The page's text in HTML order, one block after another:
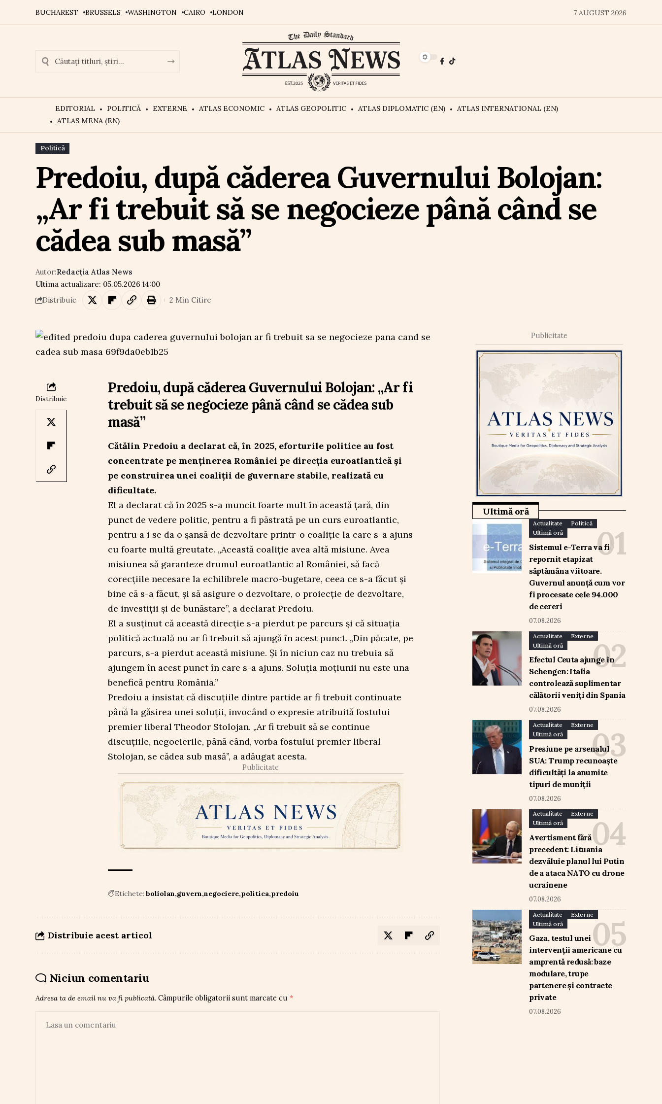
BUCHAREST BRUSSELS WASHINGTON CAIRO LONDON 7 AUGUST 2026
EDITORIAL POLITICĂ EXTERNE ATLAS ECONOMIC ATLAS GEOPOLITIC ATLAS DIPLOMATIC (EN)
ATLAS INTERNATIONAL (EN)
ATLAS MENA (EN)
Politică
Predoiu, după căderea Guvernului Bolojan:
„Ar fi trebuit să se negocieze până când se
cădea sub masă”
Ultima actualizare: 05.05.2026 14:00
Autor:Redacția Atlas News
Distribuie 2 Min Citire
Distribuie
Predoiu, după căderea Guvernului Bolojan: „Ar fi
trebuit să se negocieze până când se cădea sub
masă”
Cătălin Predoiu a declarat că, în 2025, eforturile politice au fost
concentrate pe menținerea României pe direcția euroatlantică și
pe construirea unei coaliții de guvernare stabile, realizată cu
dificultate.
El a declarat că în 2025 s-a muncit foarte mult în această țară, din
punct de vedere politic, pentru a fi păstrată pe un curs euroatlantic,
pentru a i se da o șansă de dezvoltare printr-o coaliție la care s-a ajuns
cu foarte multă greutate. „Această coaliție avea altă misiune. Avea
misiunea să garanteze drumul euroatlantic al României, să facă
corecțiile necesare la echilibrele macro-bugetare, ceea ce s-a făcut și
bine că s-a făcut, și să asigure o dezvoltare, o proiecție de dezvoltare,
de investiții și de bunăstare”, a declarat Predoiu.
El a susținut că această direcție s-a pierdut pe parcurs și că situația
politică actuală nu ar fi trebuit să ajungă în acest punct. „Din păcate, pe
parcurs, s-a pierdut această misiune. Și în niciun caz nu trebuia să
ajungem în acest punct în care s-a ajuns. Soluția moțiunii nu este una
benefică pentru România.”
Predoiu a insistat că discuțiile dintre partide ar fi trebuit continuate
până la găsirea unei soluții, invocând o expresie atribuită fostului
premier liberal Theodor Stolojan. „Ar fi trebuit să se continue
discuțiile, negocierile, până când, vorba fostului premier liberal
Stolojan, se cădea sub masă”, a adăugat acesta.
Publicitate
Etichete: boliolan guvern negociere politica predoiu
Distribuie acest articol
Niciun comentariu
Adresa ta de email nu va fi publicată. Câmpurile obligatorii sunt marcate cu *
Publicitate
Ultimă oră
Actualitate
Politică
Ultimă oră
Sistemul e-Terra va fi
repornit etapizat
săptămâna viitoare.
Guvernul anunță cum vor
fi procesate cele 94.000
de cereri
07.08.2026
Actualitate
Externe
Ultimă oră
Efectul Ceuta ajunge în
Schengen: Italia
controlează suplimentar
călătorii veniți din Spania
07.08.2026
Actualitate
Externe
Ultimă oră
Presiune pe arsenalul
SUA: Trump recunoaște
dificultăți la anumite
tipuri de muniții
07.08.2026
Actualitate
Externe
Ultimă oră
Avertisment fără
precedent: Lituania
dezvăluie planul lui Putin
de a ataca NATO cu drone
ucrainene
07.08.2026
Actualitate
Externe
Ultimă oră
Gaza, testul unei
intervenții americane cu
amprentă redusă: baze
modulare, trupe
partenere și contracte
private
07.08.2026